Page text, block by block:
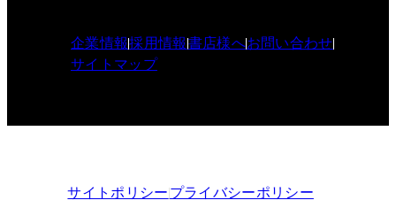
企業情報採用情報書店様へお問い合わせ
サイトマップ
サイトポリシープライバシーポリシー